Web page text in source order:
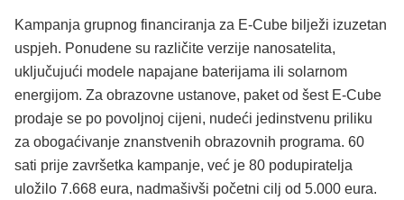
Kampanja grupnog financiranja za E-Cube bilježi izuzetan
uspjeh. Ponudene su različite verzije nanosatelita,
uključujući modele napajane baterijama ili solarnom
energijom. Za obrazovne ustanove, paket od šest E-Cube
prodaje se po povoljnoj cijeni, nudeći jedinstvenu priliku
za obogaćivanje znanstvenih obrazovnih programa. 60
sati prije završetka kampanje, već je 80 podupiratelja
uložilo 7.668 eura, nadmašivši početni cilj od 5.000 eura.